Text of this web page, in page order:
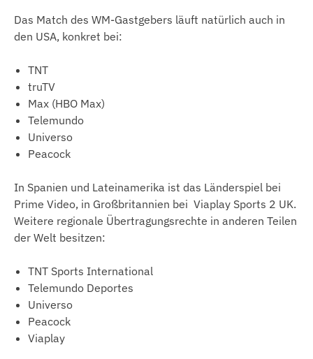
Das Match des WM-Gastgebers läuft natürlich auch in
den USA, konkret bei:
TNT
truTV
Max (HBO Max)
Telemundo
Universo
Peacock
In Spanien und Lateinamerika ist das Länderspiel bei
Prime Video, in Großbritannien bei Viaplay Sports 2 UK.
Weitere regionale Übertragungsrechte in anderen Teilen
der Welt besitzen:
TNT Sports International
Telemundo Deportes
Universo
Peacock
Viaplay